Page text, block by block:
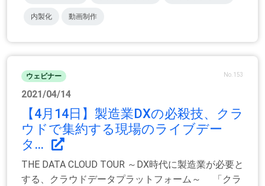
内製化 動画制作
ウェビナー No.153
2021/04/14
【4月14日】製造業DXの必殺技、クラ
ウドで集約する現場のライブデー
タ...
THE DATA CLOUD TOUR ～DX時代に製造業が必要と
する、クラウドデータプラットフォーム～ 「クラ